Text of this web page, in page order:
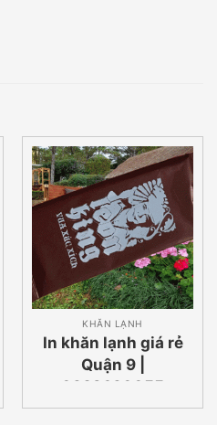
KHĂN LẠNH
In khăn lạnh giá rẻ
Quận 9 |
0932690055